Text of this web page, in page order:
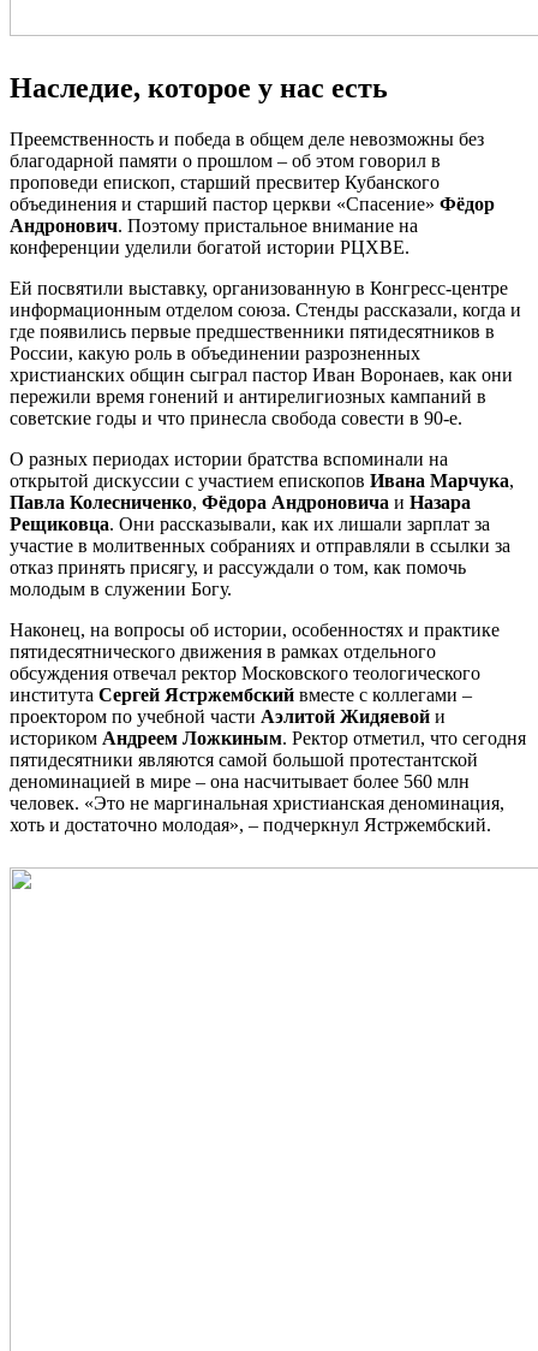
Наследие, которое у нас есть
Преемственность и победа в общем деле невозможны без
благодарной памяти о прошлом – об этом говорил в
проповеди епископ, старший пресвитер Кубанского
объединения и старший пастор церкви «Спасение» Фёдор
Андронович. Поэтому пристальное внимание на
конференции уделили богатой истории РЦХВЕ.
Ей посвятили выставку, организованную в Конгресс-центре
информационным отделом союза. Стенды рассказали, когда и
где появились первые предшественники пятидесятников в
России, какую роль в объединении разрозненных
христианских общин сыграл пастор Иван Воронаев, как они
пережили время гонений и антирелигиозных кампаний в
советские годы и что принесла свобода совести в 90-е.
О разных периодах истории братства вспоминали на
открытой дискуссии с участием епископов Ивана Марчука,
Павла Колесниченко, Фёдора Андроновича и Назара
Рещиковца. Они рассказывали, как их лишали зарплат за
участие в молитвенных собраниях и отправляли в ссылки за
отказ принять присягу, и рассуждали о том, как помочь
молодым в служении Богу.
Наконец, на вопросы об истории, особенностях и практике
пятидесятнического движения в рамках отдельного
обсуждения отвечал ректор Московского теологического
института Сергей Ястржембский вместе с коллегами –
проектором по учебной части Аэлитой Жидяевой и
историком Андреем Ложкиным. Ректор отметил, что сегодня
пятидесятники являются самой большой протестантской
деноминацией в мире – она насчитывает более 560 млн
человек. «Это не маргинальная христианская деноминация,
хоть и достаточно молодая», – подчеркнул Ястржембский.